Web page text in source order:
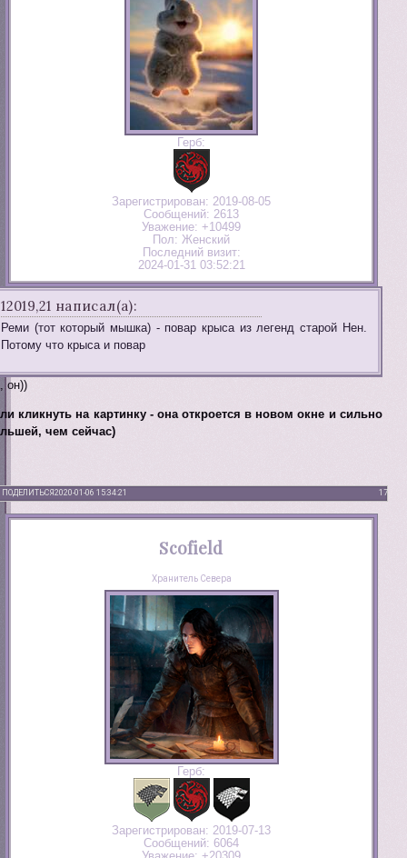
Герб:
Зарегистрирован: 2019-08-05
Сообщений: 2613
Уважение: +10499
Пол: Женский
Последний визит:
2024-01-31 03:52:21
12019,21 написал(а):
Реми (тот который мышка) - повар крыса из легенд старой Нен.
Потому что крыса и повар
он))
кликнуть на картинку - она откроется в новом окне и сильно
чем сейчас)
ПОДЕЛИТЬСЯ 17
2020-01-06 15:34:21
Scofield
Хранитель Севера
Герб:
Зарегистрирован: 2019-07-13
Сообщений: 6064